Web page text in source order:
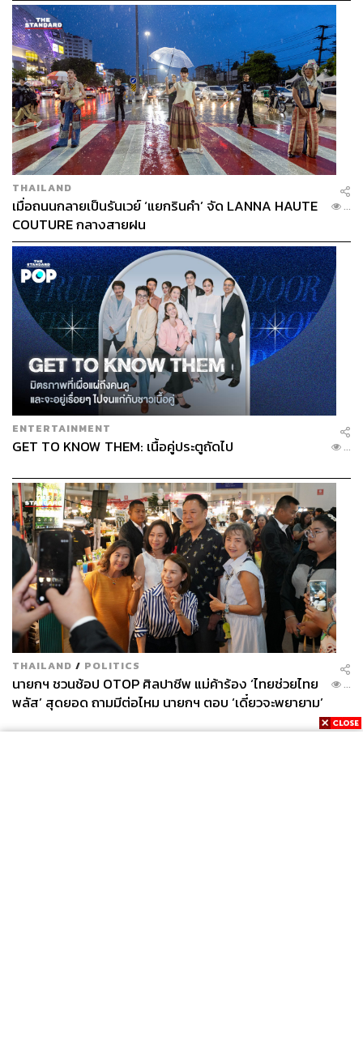
THAILAND
เมื่อถนนกลายเป็นรันเวย์ ‘แยกรินคำ’ จัด LANNA HAUTE
COUTURE กลางสายฝน
...
ENTERTAINMENT
GET TO KNOW THEM: เนื้อคู่ประตูถัดไป ...
THAILAND / POLITICS
นายกฯ ชวนช้อป OTOP ศิลปาชีพ แม่ค้าร้อง ‘ไทยช่วยไทย
พลัส’ สุดยอด ถามมีต่อไหม นายกฯ ตอบ ‘เดี๋ยวจะพยายาม’
...